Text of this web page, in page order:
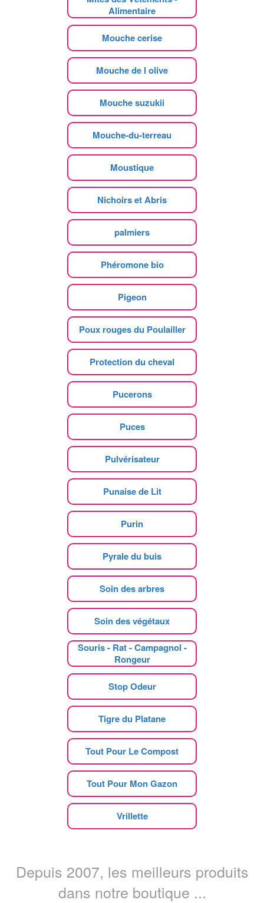
Alimentaire
Mouche cerise
Mouche de l olive
Mouche suzukii
Mouche-du-terreau
Moustique
Nichoirs et Abris
palmiers
Phéromone bio
Pigeon
Poux rouges du Poulailler
Protection du cheval
Pucerons
Puces
Pulvérisateur
Punaise de Lit
Purin
Pyrale du buis
Soin des arbres
Soin des végétaux
Souris - Rat - Campagnol -
Rongeur
Stop Odeur
Tigre du Platane
Tout Pour Le Compost
Tout Pour Mon Gazon
Vrillette
Depuis 2007, les meilleurs produits
dans notre boutique ...